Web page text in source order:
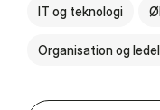
IT og teknologi
Organisation og